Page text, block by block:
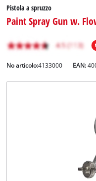
Pistola a spruzzo
Paint Spray Gun w.
No articolo:4133000 EAN: